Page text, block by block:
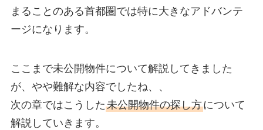
まることのある首都圏では特に大きなアドバンテ
ージになります。
ここまで未公開物件について解説してきました
が、やや難解な内容でしたね、、
次の章ではこうした未公開物件の探し方について
解説していきます。